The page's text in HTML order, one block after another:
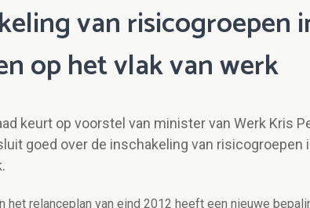
van risicogroepen
op het vlak van werk
keurt op voorstel van minister van Werk Kris
goed over de inschakeling van
het relanceplan van eind 2012 heeft een nieuwe